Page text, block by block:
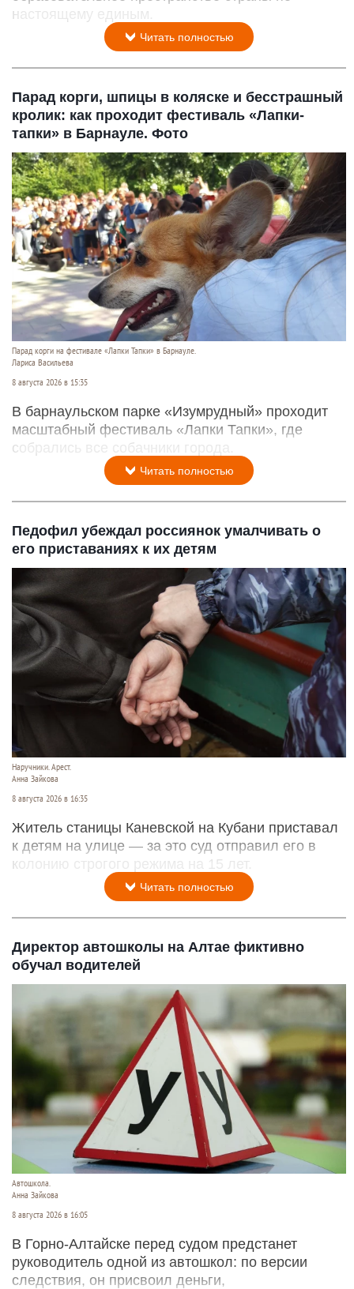
настоящему единым.
Читать полностью
Парад корги, шпицы в коляске и бесстрашный
кролик: как проходит фестиваль «Лапки-
тапки» в Барнауле. Фото
Парад корги на фестивале «Лапки Тапки» в Барнауле.
Лариса Васильева
8 августа 2026 в 15:35
В барнаульском парке «Изумрудный» проходит
масштабный фестиваль «Лапки Тапки», где
собрались все собачники города.
Читать полностью
Педофил убеждал россиянок умалчивать о
его приставаниях к их детям
Наручники. Арест.
Анна Зайкова
8 августа 2026 в 16:35
Житель станицы Каневской на Кубани приставал
к детям на улице — за это суд отправил его в
колонию строгого режима на 15 лет.
Читать полностью
Директор автошколы на Алтае фиктивно
обучал водителей
Автошкола.
Анна Зайкова
8 августа 2026 в 16:05
В Горно-Алтайске перед судом предстанет
руководитель одной из автошкол: по версии
следствия, он присвоил деньги,